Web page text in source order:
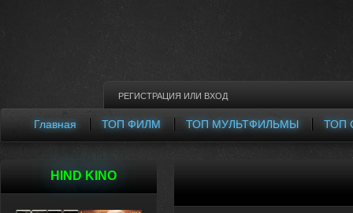
РЕГИСТРАЦИЯ ИЛИ ВХОД
ТОП
ТОП МУЛЬТФИЛЬМЫ
ТОП ФИЛМ
Главная
HIND KINO